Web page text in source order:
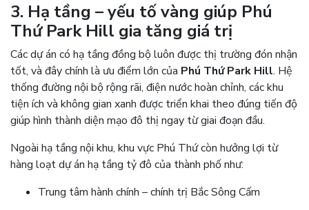
3. Hạ tầng – yếu tố vàng giúp Phú
Thứ Park Hill gia tăng giá trị
Các dự án có hạ tầng đồng bộ luôn được thị trường đón nhận
tốt, và đây chính là ưu điểm lớn của Phú Thứ Park Hill. Hệ
thống đường nội bộ rộng rãi, điện nước hoàn chỉnh, các khu
tiện ích và không gian xanh được triển khai theo đúng tiến độ
giúp hình thành diện mạo đô thị ngay từ giai đoạn đầu.
Ngoài hạ tầng nội khu, khu vực Phú Thứ còn hưởng lợi từ
hàng loạt dự án hạ tầng tỷ đô của thành phố như:
Trung tâm hành chính – chính trị Bắc Sông Cấm